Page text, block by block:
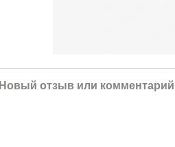
Новый отзыв или комментарий